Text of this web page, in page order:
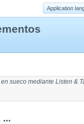
Application
sueco mediante Listen &